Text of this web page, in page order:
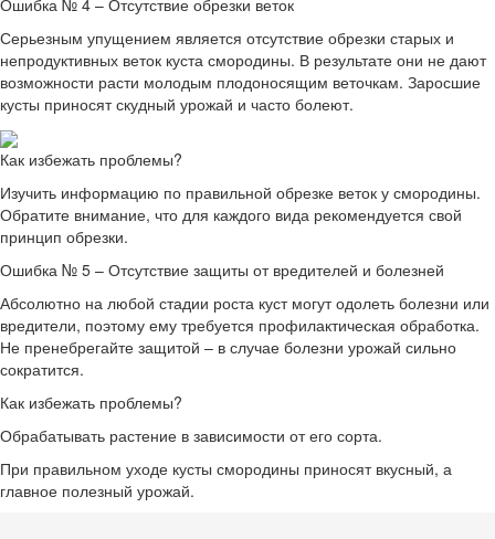
Серьезным упущением является отсутствие обрезки старых и
непродуктивных веток куста смородины. В результате они не дают
возможности расти молодым плодоносящим веточкам. Заросшие
кусты приносят скудный урожай и часто болеют.
Как избежать проблемы?
Изучить информацию по правильной обрезке веток у смородины.
Обратите внимание, что для каждого вида рекомендуется свой
принцип обрезки.
Ошибка № 5 – Отсутствие защиты от вредителей и болезней
Абсолютно на любой стадии роста куст могут одолеть болезни или
вредители, поэтому ему требуется профилактическая обработка.
Не пренебрегайте защитой – в случае болезни урожай сильно
сократится.
Как избежать проблемы?
Обрабатывать растение в зависимости от его сорта.
При правильном уходе кусты смородины приносят вкусный, а
главное полезный урожай.